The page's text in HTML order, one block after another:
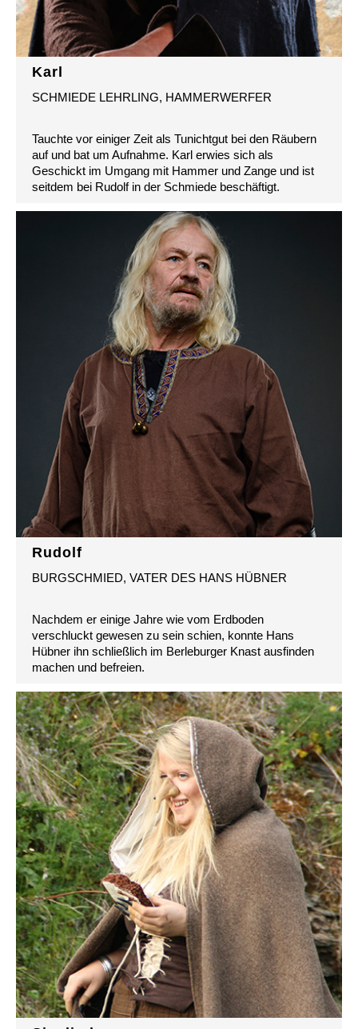
Karl
SCHMIEDE LEHRLING, HAMMERWERFER
Tauchte vor einiger Zeit als Tunichtgut bei den Räubern
auf und bat um Aufnahme. Karl erwies sich als
Geschickt im Umgang mit Hammer und Zange und ist
seitdem bei Rudolf in der Schmiede beschäftigt.
Rudolf
BURGSCHMIED, VATER DES HANS HÜBNER
Nachdem er einige Jahre wie vom Erdboden
verschluckt gewesen zu sein schien, konnte Hans
Hübner ihn schließlich im Berleburger Knast ausfinden
machen und befreien.